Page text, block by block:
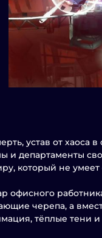
устав от хаоса
и департаменты
который не умеет
черепа, а
тёплые